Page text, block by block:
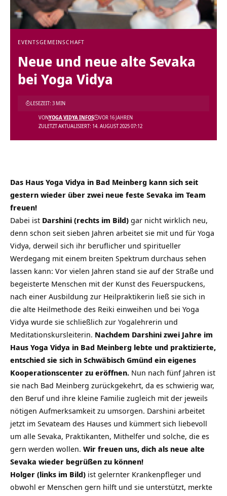
EVENTSGEMEINSCHAFT
Neue und neue alte Sevaka
bei Yoga Vidya
ZULETZT AKTUALISIERT: 14. AUGUST 2025 07:12
VONYOGA VIDYA INFOS VOR 16 JAHREN
LESEZEIT: 3 MIN
Das Haus Yoga Vidya in Bad Meinberg kann sich seit
gestern wieder über zwei neue feste Sevaka im Team
freuen!
Dabei ist Darshini (rechts im Bild) gar nicht wirklich neu,
denn schon seit sieben Jahren arbeitet sie mit und für Yoga
Vidya, derweil sich ihr beruflicher und spiritueller
Werdegang mit einem breiten Spektrum durchaus sehen
lassen kann: Vor vielen Jahren stand sie auf der Straße und
begeisterte Menschen mit der Kunst des Feuerspuckens,
nach einer Ausbildung zur Heilpraktikerin ließ sie sich in
die alte Heilmethode des Reiki einweihen und bei Yoga
Vidya wurde sie schließlich zur Yogalehrerin und
Meditationskursleiterin. Nachdem Darshini zwei Jahre im
Haus Yoga Vidya in Bad Meinberg lebte und praktizierte,
entschied sie sich in Schwäbisch Gmünd ein eigenes
Kooperationscenter zu eröffnen. Nun nach fünf Jahren ist
sie nach Bad Meinberg zurückgekehrt, da es schwierig war,
den Beruf und ihre kleine Familie zugleich mit der jeweils
nötigen Aufmerksamkeit zu umsorgen. Darshini arbeitet
jetzt im Sevateam des Hauses und kümmert sich liebevoll
um alle Sevaka, Praktikanten, Mithelfer und solche, die es
gern werden wollen. Wir freuen uns, dich als neue alte
Sevaka wieder begrüßen zu können!
Holger (links im Bild) ist gelernter Krankenpfleger und
obwohl er Menschen gern hilft und sie unterstützt, merkte